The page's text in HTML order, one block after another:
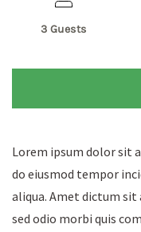
3 Guests
Lorem ipsum dolor sit
do eiusmod tempor
aliqua. Amet dictum sit
sed odio morbi quis